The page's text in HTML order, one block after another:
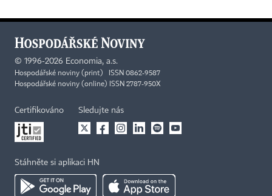
© 1996-2026 Economia, a.s.
Hospodářské noviny (print) ISSN 0862-9587
Hospodářské noviny (online) ISSN 2787-950X
Certifikováno Sledujte nás
Stáhněte si aplikaci HN